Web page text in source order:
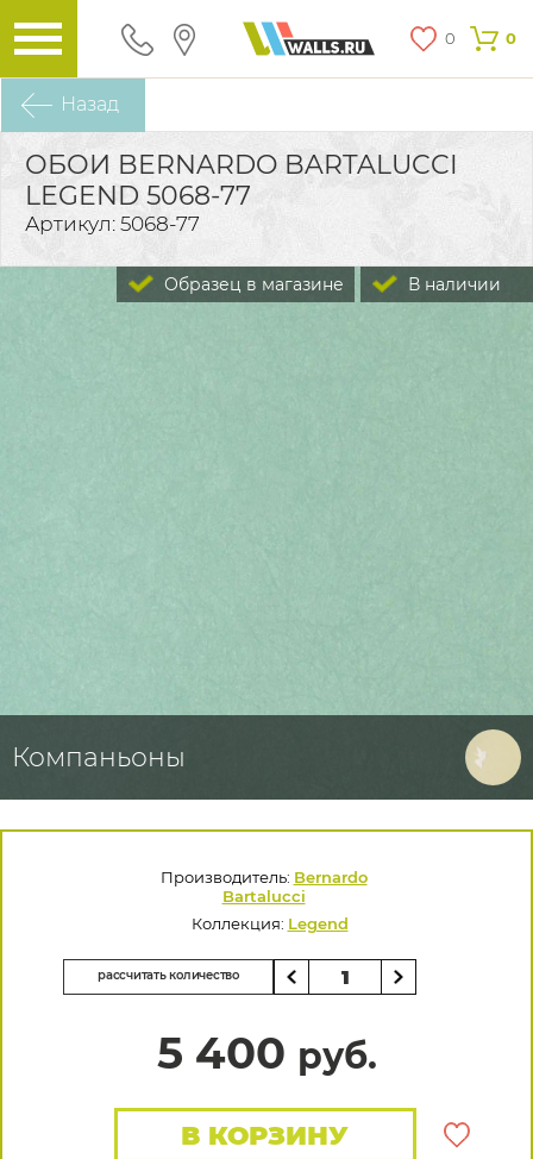
0 0
Назад
ОБОИ BERNARDO BARTALUCCI
LEGEND 5068-77
Артикул: 5068-77
В наличии
Образец в магазине
Компаньоны
Производитель: Bernardo
Bartalucci
Коллекция: Legend
рассчитать количество
5 400 руб.
В КОРЗИНУ